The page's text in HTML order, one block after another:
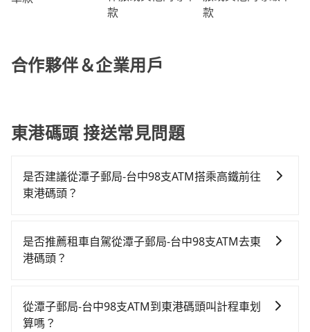
款
款
合作夥伴＆企業用戶
東港碼頭 接送常見問題
是否建議從潭子郵局-台中98支ATM搭乘高鐵前往
東港碼頭？
鐵較貴、費時！從最早06:25一直到23:07，台中-左營一
天最多有89班次高鐵可搭乘。假設從潭子郵局-台中98支
步行進站、現場購票並於月台排隊的時間約20分鐘，再
乘坐45~68分鐘（平均57分）的高鐵從台中站前往左營
是否推薦租車自駕從潭子郵局-台中98支ATM去東
港碼頭？
路邊多天不用車，停車費與租車費用都是不小開支。
從潭子郵局-台中98支ATM到東港碼頭叫計程車划
算嗎？